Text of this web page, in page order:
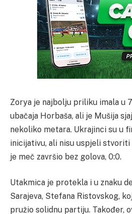
Zorya je najbolju priliku imala u
ubačaja Horbaša, ali je Mušija
nekoliko metara. Ukrajinci su u
inicijativu, ali nisu uspjeli
je meč završio bez golova, 0:0.
Utakmica je protekla i u znaku
Sarajeva, Stefana Ristovskog,
pružio solidnu partiju. Također,